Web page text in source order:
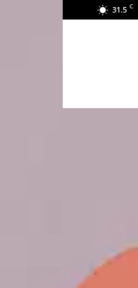
31.5 C